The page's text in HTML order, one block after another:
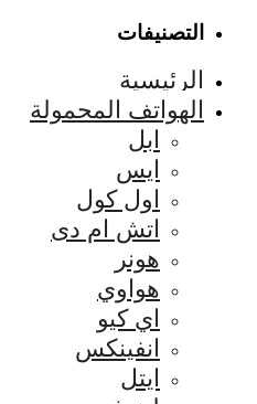
التصنيفات
الرئيسية
الهواتف المحمولة
ابل
ايس
اول كول
اتش ام دى
هونر
هواوي
اي كيو
انفينكس
ايتل